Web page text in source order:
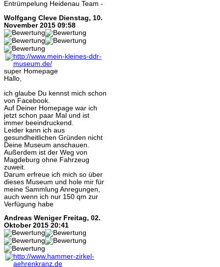
Entrümpelung Heidenau Team -
Wolfgang Cleve Dienstag, 10.
November 2015 09:58
super Homepage
Hallo,
ich glaube Du kennst mich schon
von Facebook.
Auf Deiner Homepage war ich
jetzt schon paar Mal und ist
immer beeindruckend.
Leider kann ich aus
gesundheitlichen Gründen nicht
Deine Museum anschauen.
Außerdem ist der Weg von
Magdeburg ohne Fahrzeug
zuweit.
Darum erfreue ich mich so über
dieses Museum und hole mir für
meine Sammlung Anregungen,
auch wenn ich nur 150 qm zur
Verfügung habe
Andreas Weniger Freitag, 02.
Oktober 2015 20:41